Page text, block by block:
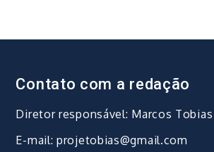
Contato com a redação
Diretor responsável: Marcos Tobias
E-mail: projetobias@gmail.com